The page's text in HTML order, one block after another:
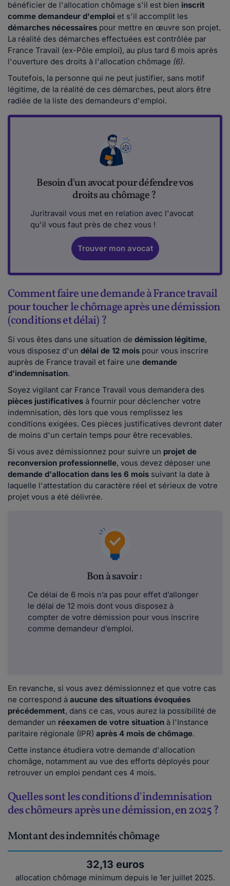
bénéficier de l'allocation chômage s'il est bien inscrit
comme demandeur d'emploi et s'il accomplit les
démarches nécessaires pour mettre en œuvre son projet.
La réalité des démarches effectuées est contrôlée par
France Travail (ex-Pôle emploi), au plus tard 6 mois après
l'ouverture des droits à l'allocation chômage (6).
Toutefois, la personne qui ne peut justifier, sans motif
légitime, de la réalité de ces démarches, peut alors être
radiée de la liste des demandeurs d'emploi.
Besoin d'un avocat pour défendre vos
droits au chômage ?
Juritravail vous met en relation avec l'avocat
qu'il vous faut près de chez vous !
Trouver mon avocat
Comment faire une demande à France travail
pour toucher le chômage après une démission
(conditions et délai) ?
Si vous êtes dans une situation de démission légitime,
vous disposez d'un délai de 12 mois pour vous inscrire
auprès de France travail et faire une demande
d'indemnisation.
Soyez vigilant car France Travail vous demandera des
pièces justificatives à fournir pour déclencher votre
indemnisation, dès lors que vous remplissez les
conditions exigées. Ces pièces justificatives devront dater
de moins d'un certain temps pour être recevables.
Si vous avez démissionnez pour suivre un projet de
reconversion professionnelle, vous devez déposer une
demande d'allocation dans les 6 mois suivant la date à
laquelle l'attestation du caractère réel et sérieux de votre
projet vous a été délivrée.
Bon à savoir :
Ce délai de 6 mois n’a pas pour effet d’allonger
le délai de 12 mois dont vous disposez à
compter de votre démission pour vous inscrire
comme demandeur d’emploi.
En revanche, si vous avez démissionnez et que votre cas
ne correspond à aucune des situations évoquées
précédemment, dans ce cas, vous aurez la possibilité de
demander un réexamen de votre situation à l'Instance
paritaire régionale (IPR) après 4 mois de chômage.
Cette instance étudiera votre demande d'allocation
chomâge, notamment au vue des efforts déployés pour
retrouver un emploi pendant ces 4 mois.
Quelles sont les conditions d'indemnisation
des chômeurs après une démission, en 2025 ?
Montant des indemnités chômage
32,13 euros
allocation chômage minimum depuis le 1er juillet 2025.